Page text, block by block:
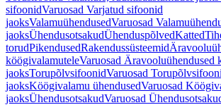
sifoonidVaruosad Varjatud sifoonid
jaoksValamuühendusedVaruosad
jaoksÜhendusotsakudÜhenduspõlvedKatted
torudPikendusedRakendussüsteemid
köögivalamuteleVaruosad Äravooluühendused
jaoksTorupõlvsifoonidVaruosad
jaoksKöögivalamu ühendusedVaruosad
jaoksÜhendusotsakudVaruosad